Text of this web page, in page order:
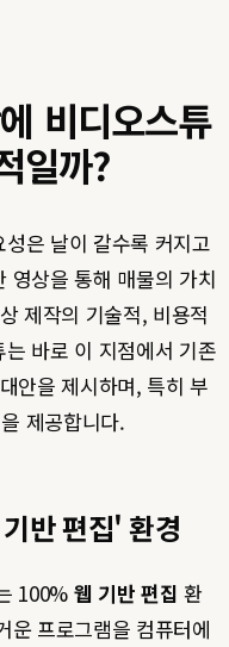
비디오스튜
일까?
은 날이 갈수록 커지고
영상을 통해 매물의 가치
제작의 기술적, 비용적
바로 이 지점에서 기존
안을 제시하며, 특히 부
제공합니다.
반 편집' 환경
100% 웹 기반 편집 환
운 프로그램을 컴퓨터에